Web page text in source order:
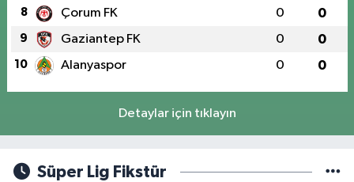
8 Çorum FK 0 0
9 Gaziantep FK 0 0
10 Alanyaspor 0 0
Detaylar için tıklayın
Süper Lig Fikstür